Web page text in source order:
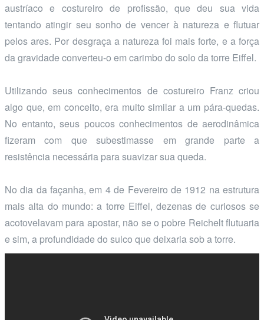
austríaco e costureiro de profissão, que deu sua vida
tentando atingir seu sonho de vencer à natureza e flutuar
pelos ares. Por desgraça a natureza foi mais forte, e a força
da gravidade converteu-o em carimbo do solo da torre Eiffel.
Utilizando seus conhecimentos de costureiro Franz criou
algo que, em conceito, era muito similar a um pára-quedas.
No entanto, seus poucos conhecimentos de aerodinâmica
fizeram com que subestimasse em grande parte a
resistência necessária para suavizar sua queda.
No dia da façanha, em 4 de Fevereiro de 1912 na estrutura
mais alta do mundo: a torre Eiffel, dezenas de curiosos se
acotovelavam para apostar, não se o pobre Reichelt flutuaria
e sim, a profundidade do sulco que deixaria sob a torre.